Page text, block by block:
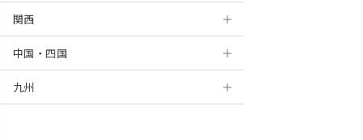
麻布十番
新宿
高田馬場
盛岡
仙台
山形
川崎
千葉
千葉
埼玉
茨城
岐阜
静岡
浜松
関西
京都
大阪
中国・四国
岡山
九州